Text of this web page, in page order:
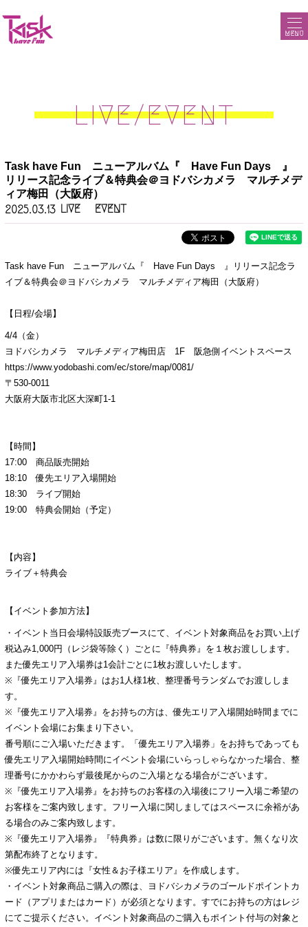
MENU
LIVE/EVENT
Task have Fun ニューアルバム『 Have Fun Days 』
リリース記念ライブ＆特典会＠ヨドバシカメラ マルチメデ
ィア梅田（大阪府）
2025.03.13 LIVE EVENT
Task have Fun ニューアルバム『 Have Fun Days 』リリース記念ラ
イブ＆特典会＠ヨドバシカメラ マルチメディア梅田（大阪府）
【日程/会場】
4/4（金）
ヨドバシカメラ マルチメディア梅田店 1F 阪急側イベントスペース
https://www.yodobashi.com/ec/store/map/0081/
〒530-0011
大阪府大阪市北区大深町1-1
【時間】
17:00 商品販売開始
18:10 優先エリア入場開始
18:30 ライブ開始
19:00 特典会開始（予定）
【内容】
ライブ＋特典会
【イベント参加方法】
・イベント当日会場特設販売ブースにて、イベント対象商品をお買い上げ
税込み1,000円（レジ袋等除く）ごとに『特典券』を１枚お渡しします。
また優先エリア入場券は1会計ごとに1枚お渡しいたします。
※『優先エリア入場券』はお1人様1枚、整理番号ランダムでお渡ししま
す。
※『優先エリア入場券』をお持ちの方は、優先エリア入場開始時間までに
イベント会場にお集まり下さい。
番号順にご入場いただきます。「優先エリア入場券」をお持ちであっても
優先エリア入場開始時間にイベント会場にいらっしゃらなかった場合、整
理番号にかかわらず最後尾からのご入場となる場合がございます。
※『優先エリア入場券』をお持ちのお客様の入場後にフリー入場ご希望の
お客様をご案内致します。フリー入場に関しましてはスペースに余裕があ
る場合のみご案内致します。
※『優先エリア入場券』『特典券』は数に限りがございます。無くなり次
第配布終了となります。
※優先エリア内には『女性＆お子様エリア』を作成します。
・イベント対象商品ご購入の際は、ヨドバシカメラのゴールドポイントカ
ード（アプリまたはカード）が必須となります。すでにお持ちの方はレジ
にてご提示ください。イベント対象商品のご購入もポイント付与の対象と